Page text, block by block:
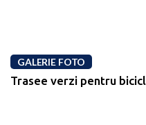
GALERIE FOTO
Trasee verzi pentru